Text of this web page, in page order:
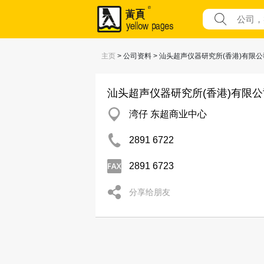
主页 > 公司资料 > 汕头超声仪器研究所(香港)有限
汕头超声仪器研究所(香港)有限
湾仔 东超商业中心
2891 6722
2891 6723
分享给朋友